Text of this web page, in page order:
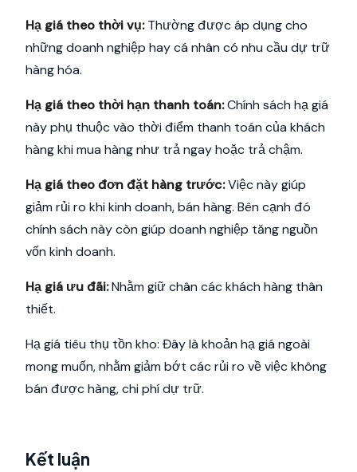
Hạ giá theo thời vụ:Thường được áp dụng cho
những doanh nghiệp hay cá nhân có nhu cầu dự trữ
hàng hóa.
Hạ giá theo thời hạn thanh toán:Chính sách hạ giá
này phụ thuộc vào thời điểm thanh toán của khách
hàng khi mua hàng như trả ngay hoặc trả chậm.
Hạ giá theo đơn đặt hàng trước:Việc này giúp
giảm rủi ro khi kinh doanh, bán hàng. Bên cạnh đó
chính sách này còn giúp doanh nghiệp tăng nguồn
vốn kinh doanh.
Hạ giá ưu đãi:Nhằm giữ chân các khách hàng thân
thiết.
Hạ giá tiêu thụ tồn kho: Đây là khoản hạ giá ngoài
mong muốn, nhằm giảm bớt các rủi ro về việc không
bán được hàng, chi phí dự trữ.
Kết luận